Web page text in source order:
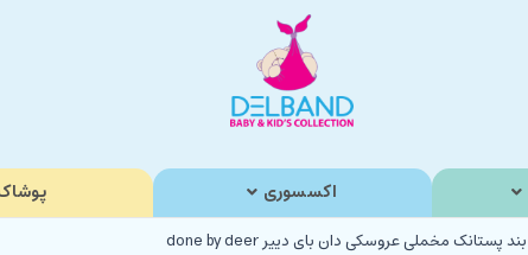
اکسسوری
بند پستانک مخملی عروسکی دان بای دییر done by deer